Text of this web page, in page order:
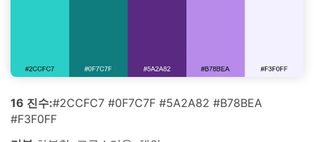
16 진수:#2CCFC7 #0F7C7F #5A2A82 #B78BEA
#F3F0FF